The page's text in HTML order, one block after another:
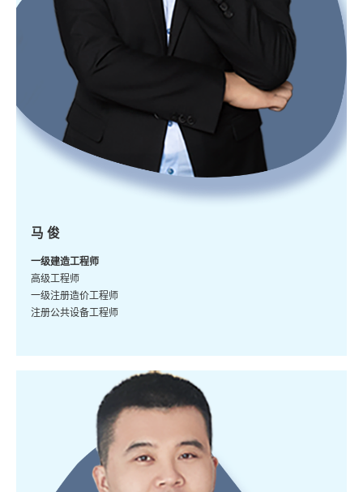
马 俊
一级建造工程师
高级工程师
一级注册造价工程师
注册公共设备工程师